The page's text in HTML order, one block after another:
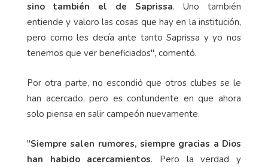
sino también el de Saprissa. Uno también
entiende y valoro las cosas que hay en la institución,
pero como les decía ante tanto Saprissa y yo nos
tenemos que ver beneficiados", comentó.
Por otra parte, no escondió que otros clubes se le
han acercado, pero es contundente en que ahora
solo piensa en salir campeón nuevamente.
"Siempre salen rumores, siempre gracias a Dios
han habido acercamientos. Pero la verdad y